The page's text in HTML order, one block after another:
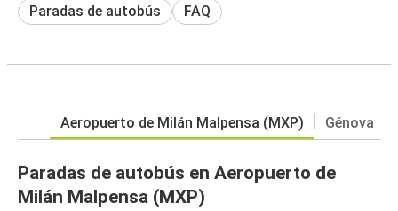
Paradas de autobús FAQ
Aeropuerto de Milán Malpensa (MXP) Génova
Paradas de autobús en Aeropuerto de
Milán Malpensa (MXP)